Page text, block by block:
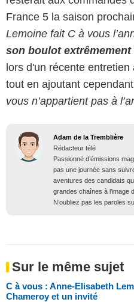
France 5 la saison
Lemoine fait C à vous
son boulot extrêmement
lors d'un récente entretien
tout en ajoutant
vous n’appartient pas à
Adam de la Tremblière
Rédacteur télé
Passionné d’émissions
pas une journée sans
aventures des candidats
grandes chaînes à l’image
N’oubliez pas les paroles
Sur le même sujet
C à vous : Anne-Elisabeth
Chameroy et un invité